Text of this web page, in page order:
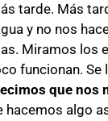
tarde. Más
y no nos
Miramos los
funcionan. Se
que nos
hacemos algo